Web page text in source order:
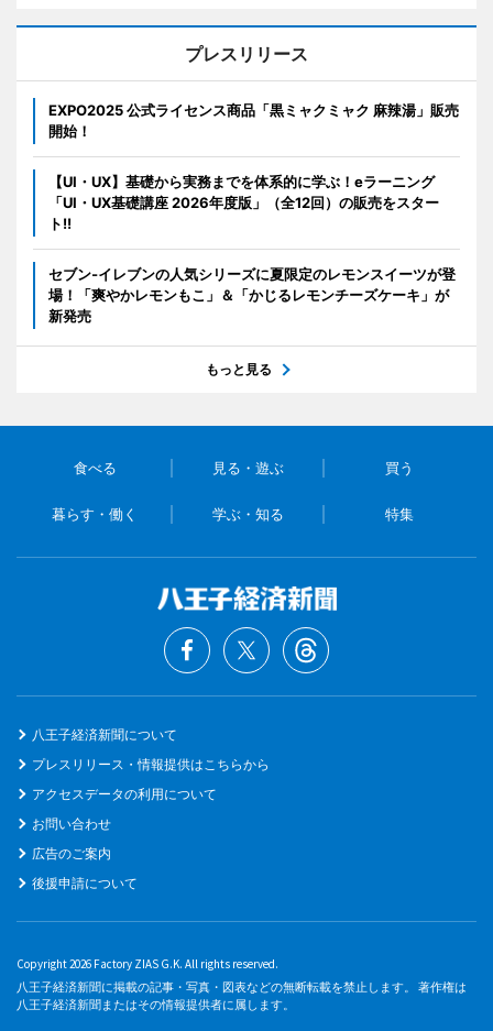
プレスリリース
EXPO2025 公式ライセンス商品「黒ミャクミャク 麻辣湯」販売
開始！
【UI・UX】基礎から実務までを体系的に学ぶ！eラーニング
「UI・UX基礎講座 2026年度版」（全12回）の販売をスター
ト!!
セブン‐イレブンの人気シリーズに夏限定のレモンスイーツが登
場！「爽やかレモンもこ」＆「かじるレモンチーズケーキ」が
新発売
もっと見る
食べる 見る・遊ぶ 買う
暮らす・働く 学ぶ・知る 特集
八王子経済新聞について
プレスリリース・情報提供はこちらから
アクセスデータの利用について
お問い合わせ
広告のご案内
後援申請について
Copyright 2026 Factory ZIAS G.K. All rights reserved.
八王子経済新聞に掲載の記事・写真・図表などの無断転載を禁止します。 著作権は
八王子経済新聞またはその情報提供者に属します。